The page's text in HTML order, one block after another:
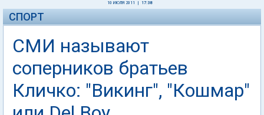
10 ИЮЛЯ 2011 17:38
СПОРТ
СМИ называют
соперников братьев
Кличко: "Викинг", "Кошмар"